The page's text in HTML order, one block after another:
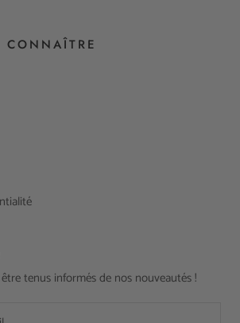
tenus informés de nos nouveautés !